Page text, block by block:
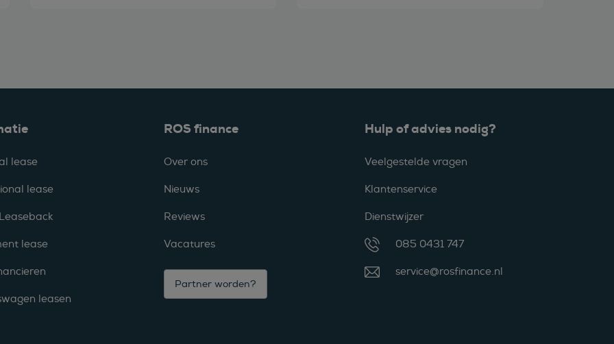
lease
lease
lease
leasen
ROS finance
Over ons
Nieuws
Reviews
Vacatures
Partner worden?
Hulp of advies nodig?
Veelgestelde vragen
Klantenservice
Dienstwijzer
085 0431 747
service@rosfinance.nl